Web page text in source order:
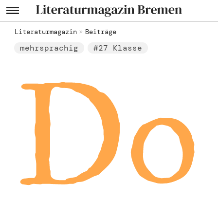
Literaturmagazin Beiträge
mehrsprachig #27 Klasse
Do